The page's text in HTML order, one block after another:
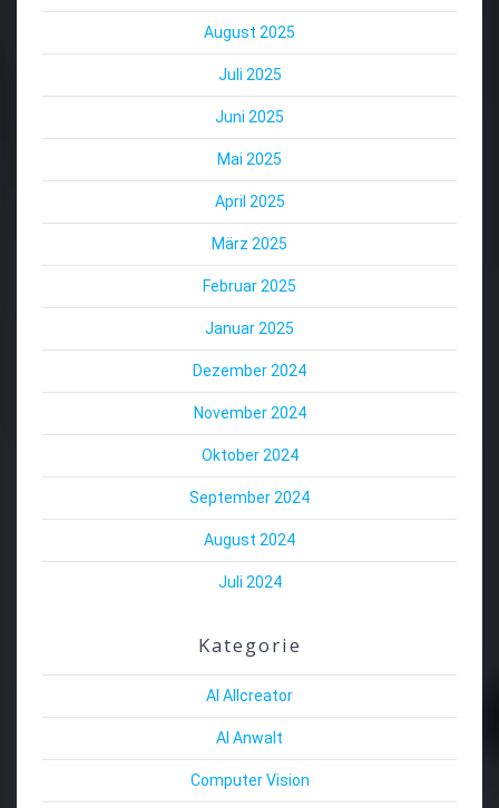
August 2025
Juli 2025
Juni 2025
Mai 2025
April 2025
März 2025
Februar 2025
Januar 2025
Dezember 2024
November 2024
Oktober 2024
September 2024
August 2024
Juli 2024
Kategorie
AI Allcreator
AI Anwalt
Computer Vision